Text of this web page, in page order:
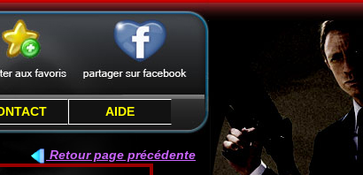
AIDE
Retour page précédente